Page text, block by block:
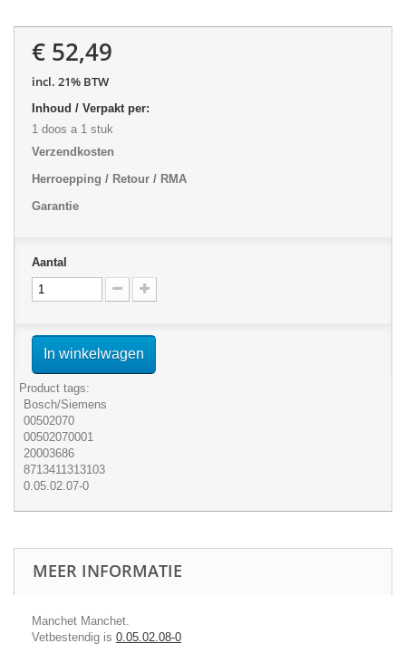
€ 52,49
incl. 21% BTW
Inhoud / Verpakt per:
1 doos a 1 stuk
Verzendkosten
Herroepping / Retour / RMA
Garantie
Aantal
In winkelwagen
Product tags:
Bosch/Siemens
00502070
00502070001
20003686
8713411313103
0.05.02.07-0
MEER INFORMATIE
Manchet Manchet.
Vetbestendig is 0.05.02.08-0